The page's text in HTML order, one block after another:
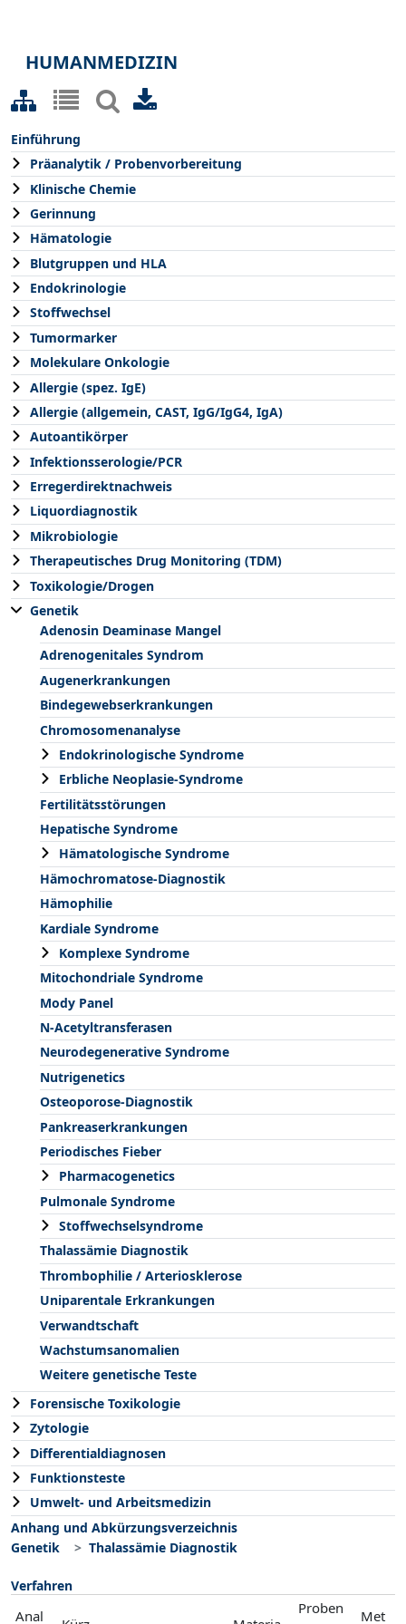
HUMANMEDIZIN
Einführung
Präanalytik / Probenvorbereitung
Klinische Chemie
Gerinnung
Hämatologie
Blutgruppen und HLA
Endokrinologie
Stoffwechsel
Tumormarker
Molekulare Onkologie
Allergie (spez. IgE)
Allergie (allgemein, CAST, IgG/IgG4, IgA)
Autoantikörper
Infektionsserologie/PCR
Erregerdirektnachweis
Liquordiagnostik
Mikrobiologie
Therapeutisches Drug Monitoring (TDM)
Toxikologie/Drogen
Genetik
Adenosin Deaminase Mangel
Adrenogenitales Syndrom
Augenerkrankungen
Bindegewebserkrankungen
Chromosomenanalyse
Endokrinologische Syndrome
Erbliche Neoplasie-Syndrome
Fertilitätsstörungen
Hepatische Syndrome
Hämatologische Syndrome
Hämochromatose-Diagnostik
Hämophilie
Kardiale Syndrome
Komplexe Syndrome
Mitochondriale Syndrome
Mody Panel
N-Acetyltransferasen
Neurodegenerative Syndrome
Nutrigenetics
Osteoporose-Diagnostik
Pankreaserkrankungen
Periodisches Fieber
Pharmacogenetics
Pulmonale Syndrome
Stoffwechselsyndrome
Thalassämie Diagnostik
Thrombophilie / Arteriosklerose
Uniparentale Erkrankungen
Verwandtschaft
Wachstumsanomalien
Weitere genetische Teste
Forensische Toxikologie
Zytologie
Differentialdiagnosen
Funktionsteste
Umwelt- und Arbeitsmedizin
Anhang und Abkürzungsverzeichnis
Genetik
Thalassämie Diagnostik
Verfahren
Anal
Proben
Met